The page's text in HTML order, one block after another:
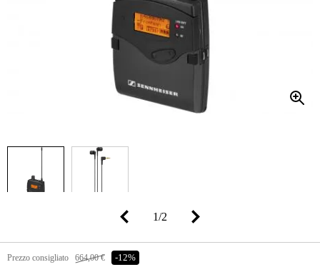
1/2
Prezzo consigliato 664,00 € -12%